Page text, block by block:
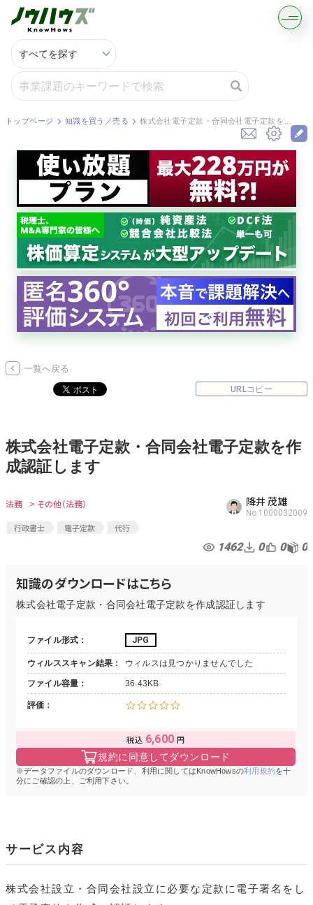
記事・コラムを読む
解決策を募集する
知識を買う／売る
契約書ひな型を探す
専門家に電話する
無料で株価を算定
資本政策を無料でお試し
無料でアンケート
トップページ 知識を買う／売る
一覧へ戻る
URLコピー
株式会社電子定款・合同会社電子定款を作
成認証します
法務 > その他（法務） 降井 茂雄
No.1000032009
行政書士 電子定款 代行
1462 0 0 0
知識のダウンロードはこちら
株式会社電子定款・合同会社電子定款を作成認証します
ファイル形式 JPG
ウィルススキャン結果 ウィルスは見つかりませんでした
ファイル容量 36.43KB
評価
6,600
規約に同意してダウンロード
データファイルのダウンロード、利用に関してはKnowHowsの利用規約を十
分にご確認の上、ご利用下さい。
サービス内容
株式会社設立・合同会社設立に必要な定款に電子署名をし